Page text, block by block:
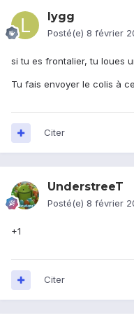
lygg
Posté(e) 8 février
si tu es frontalier, tu loues
Tu fais envoyer le colis à
Citer
UnderstreeT
Posté(e) 8 février
+1
Citer